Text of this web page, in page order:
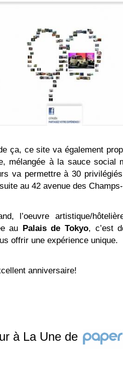
ça, ce site va également
mélangée à la sauce social
va permettre à 30
au 42 avenue des
l’oeuvre artistique/
au
Palais de Tokyo, c’est
offrir une expérience unique.
anniversaire!
à La Une de